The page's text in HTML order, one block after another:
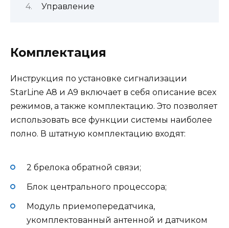
Управление
Комплектация
Инструкция по установке сигнализации
StarLine A8 и A9 включает в себя описание всех
режимов, а также комплектацию. Это позволяет
использовать все функции системы наиболее
полно. В штатную комплектацию входят:
2 брелока обратной связи;
Блок центрального процессора;
Модуль приемопередатчика,
укомплектованный антенной и датчиком